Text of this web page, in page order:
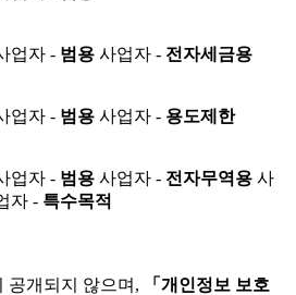
업자 - 범용 사업자 - 전자세금용
업자 - 범용 사업자 - 용도제한
업자 - 범용 사업자 - 전자무역용 사
자 - 특수목적
공개되지 않으며,
「개인정보 보호